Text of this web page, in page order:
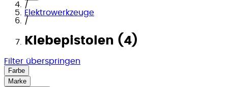
/
Elektrowerkzeuge
/
Klebepistolen (4)
Filter überspringen
Farbe
Marke